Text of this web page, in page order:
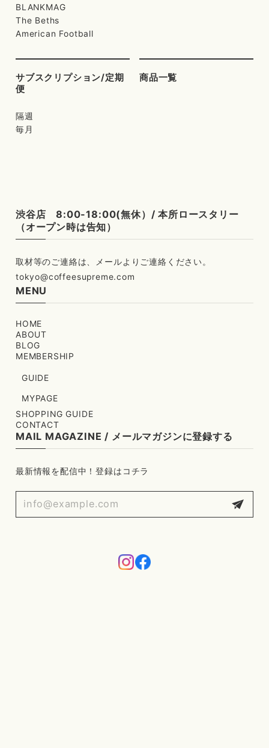
BLANKMAG
The Beths
American Football
サブスクリプション/定期
便
隔週
毎月
商品一覧
渋谷店 8:00-18:00(無休）/ 本所ロースタリー
（オープン時は告知）
tokyo@coffeesupreme.com
MENU
HOME
ABOUT
BLOG
MEMBERSHIP
GUIDE
MYPAGE
SHOPPING GUIDE
CONTACT
MAIL MAGAZINE / メールマガジンに登録する
最新情報を配信中！登録はコチラ